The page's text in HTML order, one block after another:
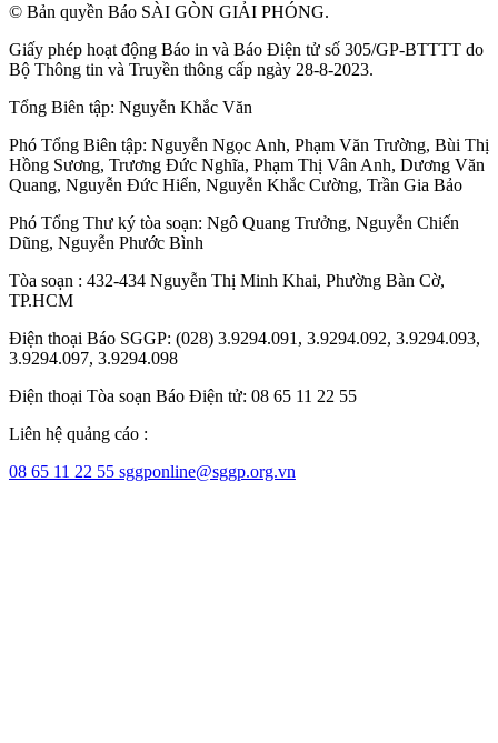
© Bản quyền Báo SÀI GÒN GIẢI PHÓNG.
Giấy phép hoạt động Báo in và Báo Điện tử số 305/GP-BTTTT do
Bộ Thông tin và Truyền thông cấp ngày 28-8-2023.
Tổng Biên tập: Nguyễn Khắc Văn
Phó Tổng Biên tập: Nguyễn Ngọc Anh, Phạm Văn Trường, Bùi Thị
Hồng Sương, Trương Đức Nghĩa, Phạm Thị Vân Anh, Dương Văn
Quang, Nguyễn Đức Hiển, Nguyễn Khắc Cường, Trần Gia Bảo
Phó Tổng Thư ký tòa soạn: Ngô Quang Trưởng, Nguyễn Chiến
Dũng, Nguyễn Phước Bình
Tòa soạn : 432-434 Nguyễn Thị Minh Khai, Phường Bàn Cờ,
TP.HCM
Điện thoại Báo SGGP: (028) 3.9294.091, 3.9294.092, 3.9294.093,
3.9294.097, 3.9294.098
Điện thoại Tòa soạn Báo Điện tử: 08 65 11 22 55
Liên hệ quảng cáo :
08 65 11 22 55 sggponline@sggp.org.vn